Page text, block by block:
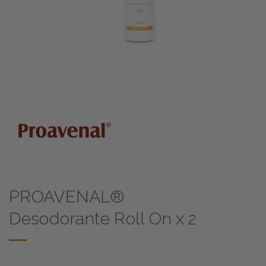
PROAVENAL®
Desodorante Roll On x 2